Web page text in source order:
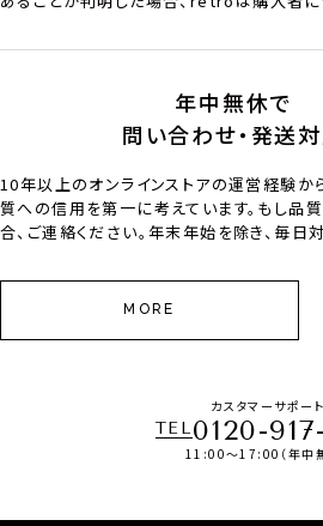
年中無休で
問い合わせ・発送
10年以上のオンラインストアの運営経験か
質への信用を第一に考えています。もし品
合、ご連絡ください。年末年始を除き、毎日
MORE
カスタマーサポート
TEL0120-
11:00～17:00（年中無